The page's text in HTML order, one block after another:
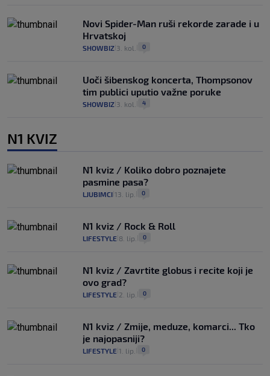
Novi Spider-Man ruši rekorde zarade i u
Hrvatskoj
SHOWBIZ 3. kol. 0
Uoči šibenskog koncerta, Thompsonov
tim publici uputio važne poruke
SHOWBIZ 3. kol. 4
N1 KVIZ
N1 kviz / Koliko dobro poznajete
pasmine pasa?
LJUBIMCI 13. lip. 0
N1 kviz / Rock & Roll
LIFESTYLE 8. lip. 0
N1 kviz / Zavrtite globus i recite koji je
ovo grad?
LIFESTYLE 2. lip. 0
N1 kviz / Zmije, meduze, komarci... Tko
je najopasniji?
LIFESTYLE 1. lip. 0